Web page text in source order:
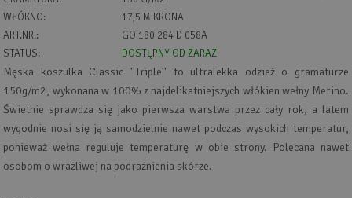
WŁÓKNO:
17,5 MIKRONA
ART.NR.:
GO 180 284 D 058A
STATUS:
DOSTĘPNY OD ZARAZ
Męska koszulka Classic ''Triple'' to ultralekka odzież o gramaturze
150g/m2, wykonana w 100% z najdelikatniejszych włókien wełny Merino.
Świetnie sprawdza się jako pierwsza warstwa przez cały rok, a latem
wygodnie nosi się ją samodzielnie nawet podczas wysokich temperatur,
ponieważ wełna reguluje temperaturę w obie strony. Polecana nawet
osobom o wrażliwej na podrażnienia skórze.